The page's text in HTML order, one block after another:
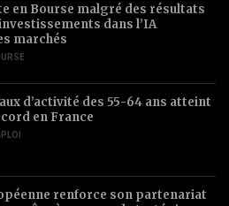
en Bourse malgré des résultats
dans l’IA
marchés
d’activité des 55-64 ans atteint
en France
renforce son partenariat